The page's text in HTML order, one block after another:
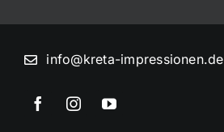
info@kreta-impressionen.de